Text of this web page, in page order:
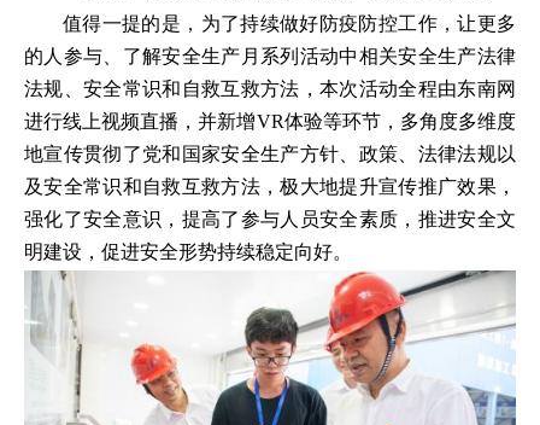
值得一提的是，为了持续做好防疫防控工作，让更多
的人参与、了解安全生产月系列活动中相关安全生产法律
法规、安全常识和自救互救方法，本次活动全程由东南网
进行线上视频直播，并新增VR体验等环节，多角度多维度
地宣传贯彻了党和国家安全生产方针、政策、法律法规以
及安全常识和自救互救方法，极大地提升宣传推广效果，
强化了安全意识，提高了参与人员安全素质，推进安全文
明建设，促进安全形势持续稳定向好。